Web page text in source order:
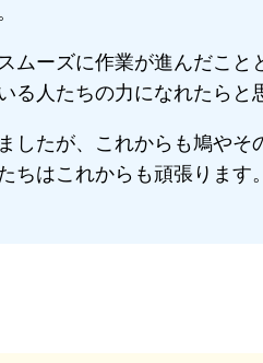
ムーズに作業が進んだこ
る人たちの力になれたらと
したが、これからも鳩や
ちはこれからも頑張りま